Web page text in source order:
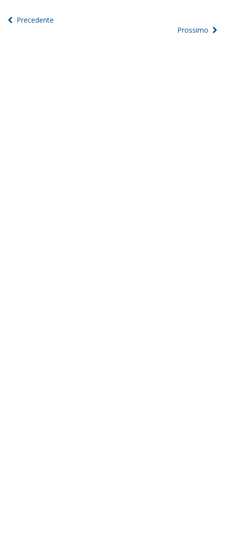
Precedente
Prossimo